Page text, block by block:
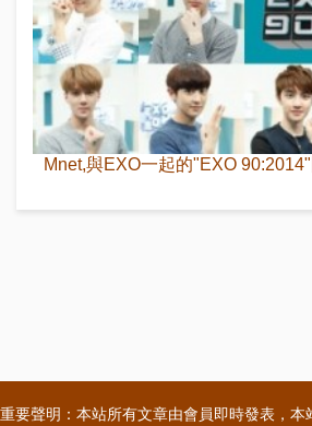
Mnet,與EXO一起的"EXO
重要聲明：本站所有文章由會員即時發表，